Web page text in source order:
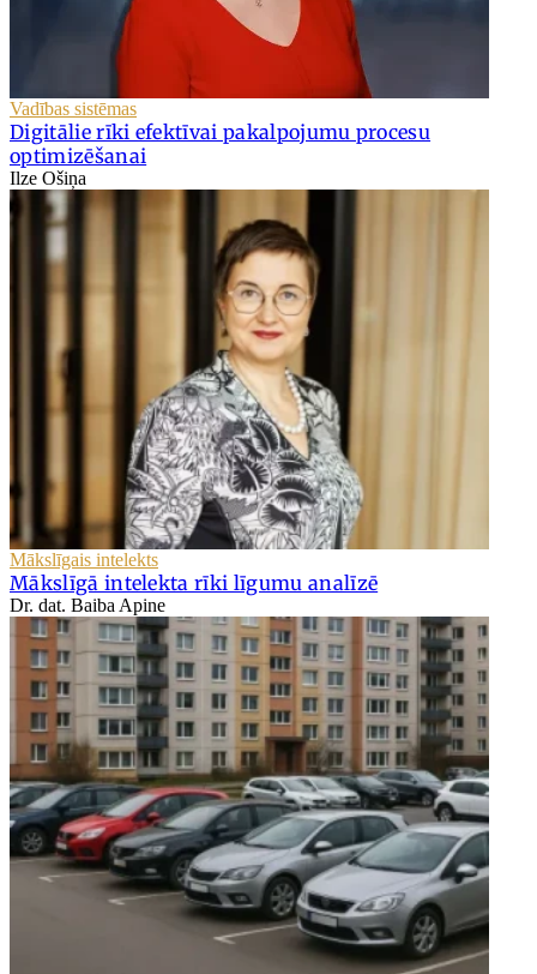
Vadības sistēmas
Digitālie rīki efektīvai pakalpojumu procesu
optimizēšanai
Ilze Ošiņa
Mākslīgais intelekts
Mākslīgā intelekta rīki līgumu analīzē
Dr. dat. Baiba Apine